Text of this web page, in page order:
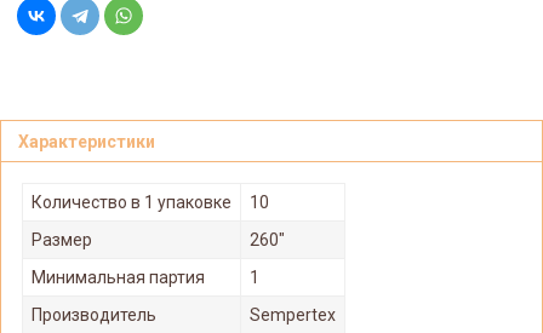
Характеристики
Количество в 1 упаковке
10
Размер
260"
Минимальная партия
1
Производитель
Sempertex